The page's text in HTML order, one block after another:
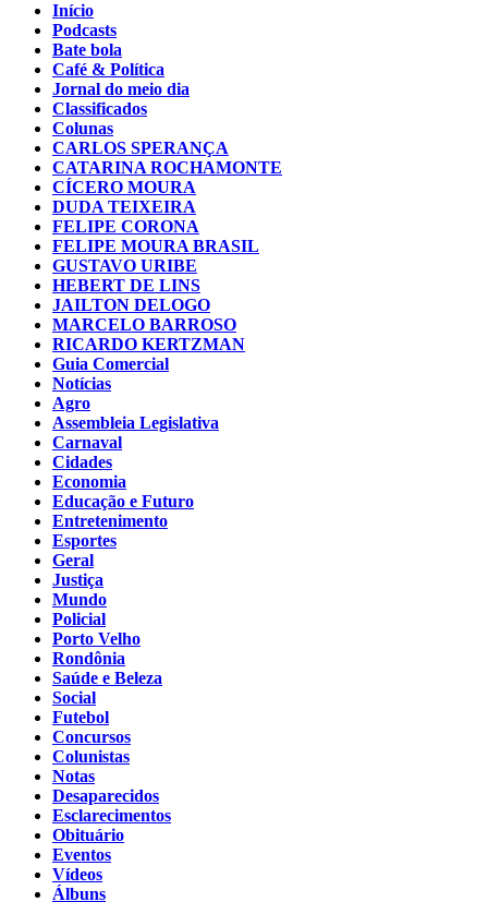
Início
Podcasts
Bate bola
Café & Política
Jornal do meio dia
Classificados
Colunas
CARLOS SPERANÇA
CATARINA ROCHAMONTE
CÍCERO MOURA
DUDA TEIXEIRA
FELIPE CORONA
FELIPE MOURA BRASIL
GUSTAVO URIBE
HEBERT DE LINS
JAILTON DELOGO
MARCELO BARROSO
RICARDO KERTZMAN
Guia Comercial
Notícias
Agro
Assembleia Legislativa
Carnaval
Cidades
Economia
Educação e Futuro
Entretenimento
Esportes
Geral
Justiça
Mundo
Policial
Porto Velho
Rondônia
Saúde e Beleza
Social
Futebol
Concursos
Colunistas
Notas
Desaparecidos
Esclarecimentos
Obituário
Eventos
Vídeos
Álbuns